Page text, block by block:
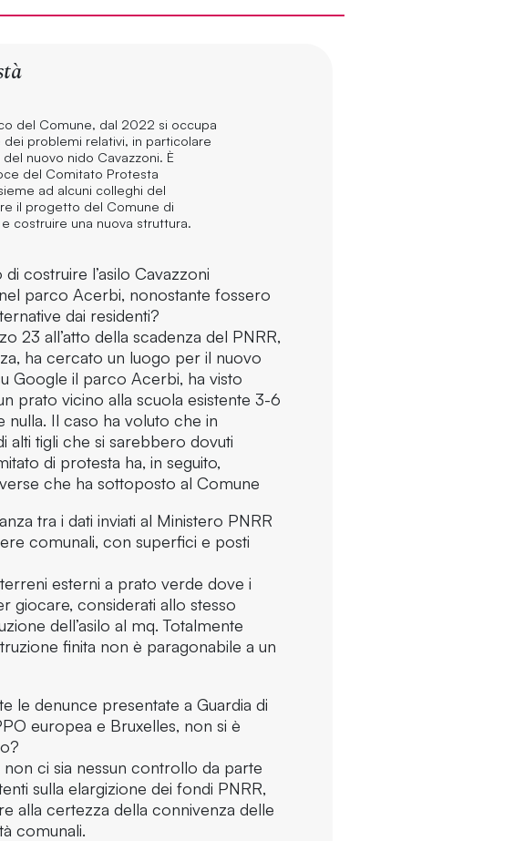
del Comune, dal 2022 si occupa
problemi relativi, in particolare
nuovo nido Cavazzoni. È
del Comitato Protesta
ad alcuni colleghi del
il progetto del Comune di
costruire una nuova struttura.
costruire l’asilo Cavazzoni
parco Acerbi, nonostante fossero
dai residenti?
23 all’atto della scadenza del PNRR,
ha cercato un luogo per il nuovo
Google il parco Acerbi, ha visto
prato vicino alla scuola esistente 3-6
nulla. Il caso ha voluto che in
alti tigli che si sarebbero dovuti
di protesta ha, in seguito,
che ha sottoposto al Comune
tra i dati inviati al Ministero PNRR
comunali, con superfici e posti
esterni a prato verde dove i
giocare, considerati allo stesso
dell’asilo al mq. Totalmente
finita non è paragonabile a un
le denunce presentate a Guardia di
europea e Bruxelles, non si è
ci sia nessun controllo da parte
sulla elargizione dei fondi PNRR,
alla certezza della connivenza delle
comunali.